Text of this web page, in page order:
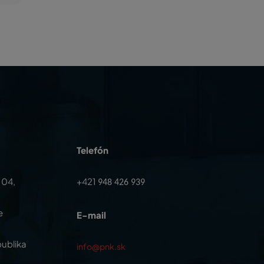
Telefón
+421 948 426 939
E-mail
info@pnk.sk